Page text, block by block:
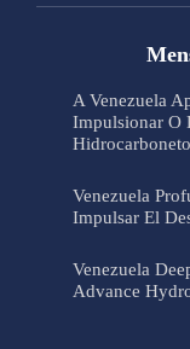
A Venezuela
Impulsionar O
Venezuela
Impulsar El
Venezuela
Advance